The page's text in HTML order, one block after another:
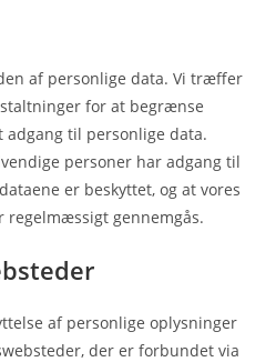
af ​​personlige data. Vi træffer
for at begrænse
til personlige data.
personer har adgang til
er beskyttet, og at vores
gennemgås.
af personlige oplysninger
der er forbundet via